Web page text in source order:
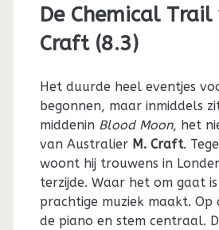
De Chemical Trail
Craft (8.3)
Het duurde heel eventjes
begonnen, maar inmiddels
middenin Blood Moon, het
van Australier M. Craft.
woont hij trouwens in
terzijde. Waar het om gaat
prachtige muziek maakt.
de piano en stem centraal.